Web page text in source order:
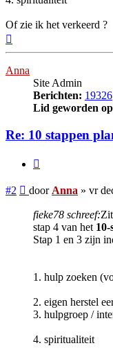
Of zie ik het verkeerd ?
Anna
Site Admin
Berichten: 19326
Lid geworden
Re: 10 stappen
#2 Bericht
door Anna » vr
fieke78 schreef:
stap 4 van het
Stap 1 en 3 zijn
1. hulp zoeken
2. eigen herstel
3. hulpgroep /
4. spiritualiteit